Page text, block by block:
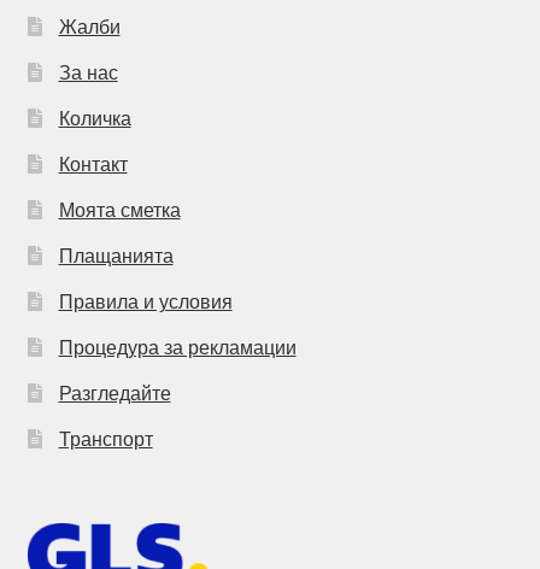
Жалби
За нас
Количка
Контакт
Моята сметка
Плащанията
Правила и условия
Процедура за рекламации
Разгледайте
Транспорт